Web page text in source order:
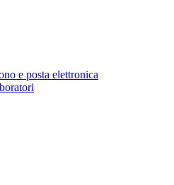
e posta elettronica